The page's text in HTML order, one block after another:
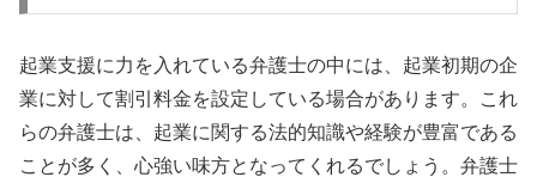
起業支援に力を入れている弁護士の中には、起業初期の企
業に対して割引料金を設定している場合があります。これ
らの弁護士は、起業に関する法的知識や経験が豊富である
ことが多く、心強い味方となってくれるでしょう。弁護士